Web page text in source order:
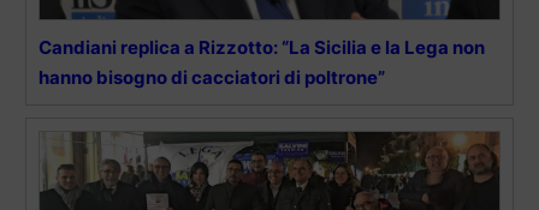
Candiani replica a Rizzotto: “La Sicilia e la Lega non
hanno bisogno di cacciatori di poltrone”